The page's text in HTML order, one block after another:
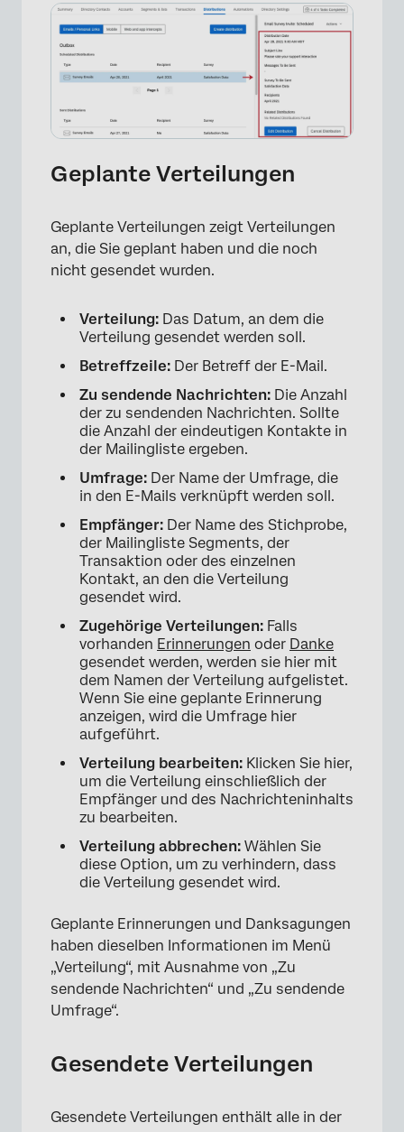
×
Geplante Verteilungen
Geplante Verteilungen zeigt Verteilungen
an, die Sie geplant haben und die noch
nicht gesendet wurden.
Verteilung: Das Datum, an dem die
Verteilung gesendet werden soll.
Betreffzeile: Der Betreff der E-Mail.
Zu sendende Nachrichten: Die Anzahl
der zu sendenden Nachrichten. Sollte
die Anzahl der eindeutigen Kontakte in
der Mailingliste ergeben.
Umfrage: Der Name der Umfrage, die
in den E-Mails verknüpft werden soll.
Empfänger: Der Name des Stichprobe,
der Mailingliste Segments, der
Transaktion oder des einzelnen
Kontakt, an den die Verteilung
gesendet wird.
Zugehörige Verteilungen: Falls
vorhanden Erinnerungen oder Danke
gesendet werden, werden sie hier mit
dem Namen der Verteilung aufgelistet.
Wenn Sie eine geplante Erinnerung
anzeigen, wird die Umfrage hier
aufgeführt.
Verteilung bearbeiten: Klicken Sie hier,
um die Verteilung einschließlich der
Empfänger und des Nachrichteninhalts
zu bearbeiten.
Verteilung abbrechen: Wählen Sie
diese Option, um zu verhindern, dass
die Verteilung gesendet wird.
Geplante Erinnerungen und Danksagungen
haben dieselben Informationen im Menü
„Verteilung“, mit Ausnahme von „Zu
sendende Nachrichten“ und „Zu sendende
Umfrage“.
Gesendete Verteilungen
Gesendete Verteilungen enthält alle in der